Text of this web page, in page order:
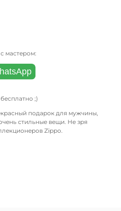
мастером:
;)
подарок для мужчины,
стильные вещи. Не зря
Zippo.